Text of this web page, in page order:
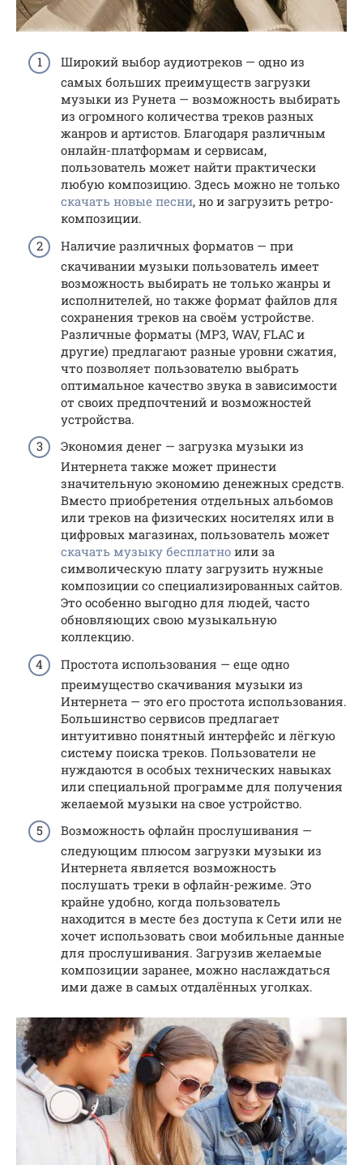
Широкий выбор аудиотреков — одно из
самых больших преимуществ загрузки
музыки из Рунета — возможность выбирать
из огромного количества треков разных
жанров и артистов. Благодаря различным
онлайн-платформам и сервисам,
пользователь может найти практически
любую композицию. Здесь можно не только
скачать новые песни, но и загрузить ретро-
композиции.
Наличие различных форматов — при
скачивании музыки пользователь имеет
возможность выбирать не только жанры и
исполнителей, но также формат файлов для
сохранения треков на своём устройстве.
Различные форматы (MP3, WAV, FLAC и
другие) предлагают разные уровни сжатия,
что позволяет пользователю выбрать
оптимальное качество звука в зависимости
от своих предпочтений и возможностей
устройства.
Экономия денег — загрузка музыки из
Интернета также может принести
значительную экономию денежных средств.
Вместо приобретения отдельных альбомов
или треков на физических носителях или в
цифровых магазинах, пользователь может
скачать музыку бесплатно или за
символическую плату загрузить нужные
композиции со специализированных сайтов.
Это особенно выгодно для людей, часто
обновляющих свою музыкальную
коллекцию.
Простота использования — еще одно
преимущество скачивания музыки из
Интернета — это его простота использования.
Большинство сервисов предлагает
интуитивно понятный интерфейс и лёгкую
систему поиска треков. Пользователи не
нуждаются в особых технических навыках
или специальной программе для получения
желаемой музыки на свое устройство.
Возможность офлайн прослушивания —
следующим плюсом загрузки музыки из
Интернета является возможность
послушать треки в офлайн-режиме. Это
крайне удобно, когда пользователь
находится в месте без доступа к Сети или не
хочет использовать свои мобильные данные
для прослушивания. Загрузив желаемые
композиции заранее, можно наслаждаться
ими даже в самых отдалённых уголках.